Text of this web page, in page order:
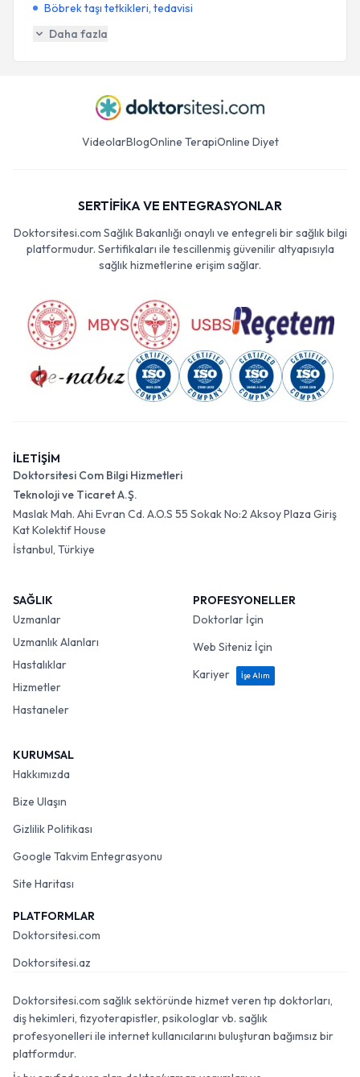
Böbrek taşı tetkikleri, tedavisi
Daha fazla
VideolarBlogOnline TerapiOnline Diyet
SERTİFİKA VE ENTEGRASYONLAR
Doktorsitesi.com Sağlık Bakanlığı onaylı ve entegreli bir sağlık bilgi
platformudur. Sertifikaları ile tescillenmiş güvenilir altyapısıyla
sağlık hizmetlerine erişim sağlar.
İLETİŞİM
Doktorsitesi Com Bilgi Hizmetleri
Teknoloji ve Ticaret A.Ş.
Maslak Mah. Ahi Evran Cd. A.O.S 55 Sokak No:2 Aksoy Plaza Giriş
Kat Kolektif House
İstanbul, Türkiye
SAĞLIK
Uzmanlar
Uzmanlık Alanları
Hastalıklar
Hizmetler
Hastaneler
PROFESYONELLER
Doktorlar İçin
Web Siteniz İçin
Kariyer
İşe Alım
KURUMSAL
Hakkımızda
Bize Ulaşın
Gizlilik Politikası
Google Takvim Entegrasyonu
Site Haritası
PLATFORMLAR
Doktorsitesi.com
Doktorsitesi.az
Doktorsitesi.com sağlık sektöründe hizmet veren tıp doktorları,
diş hekimleri, fizyoterapistler, psikologlar vb. sağlık
profesyonelleri ile internet kullanıcılarını buluşturan bağımsız bir
platformdur.